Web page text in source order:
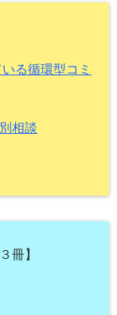
る循環型コミ
相談
冊】